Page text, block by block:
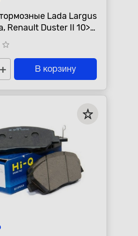
Lada Largus
Renault Duster II 10>
передние
star_border
+ В корзину